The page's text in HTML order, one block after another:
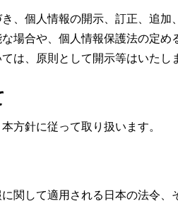
、個人情報の開示、訂正、追
場合や、個人情報保護法の定
は、原則として開示等はいたし
方針に従って取り扱います。
関して適用される日本の法令